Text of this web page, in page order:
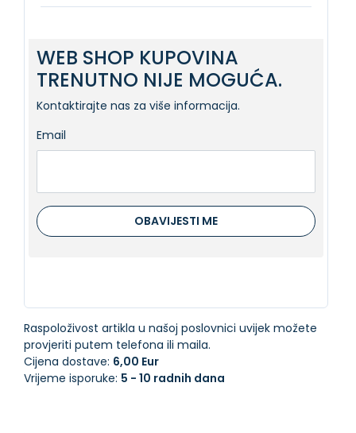
WEB SHOP KUPOVINA
TRENUTNO NIJE MOGUĆA.
Kontaktirajte nas za više informacija.
Email
OBAVIJESTI ME
Raspoloživost artikla u našoj poslovnici uvijek možete
provjeriti putem telefona ili maila.
Cijena dostave: 6,00 Eur
Vrijeme isporuke: 5 - 10 radnih dana